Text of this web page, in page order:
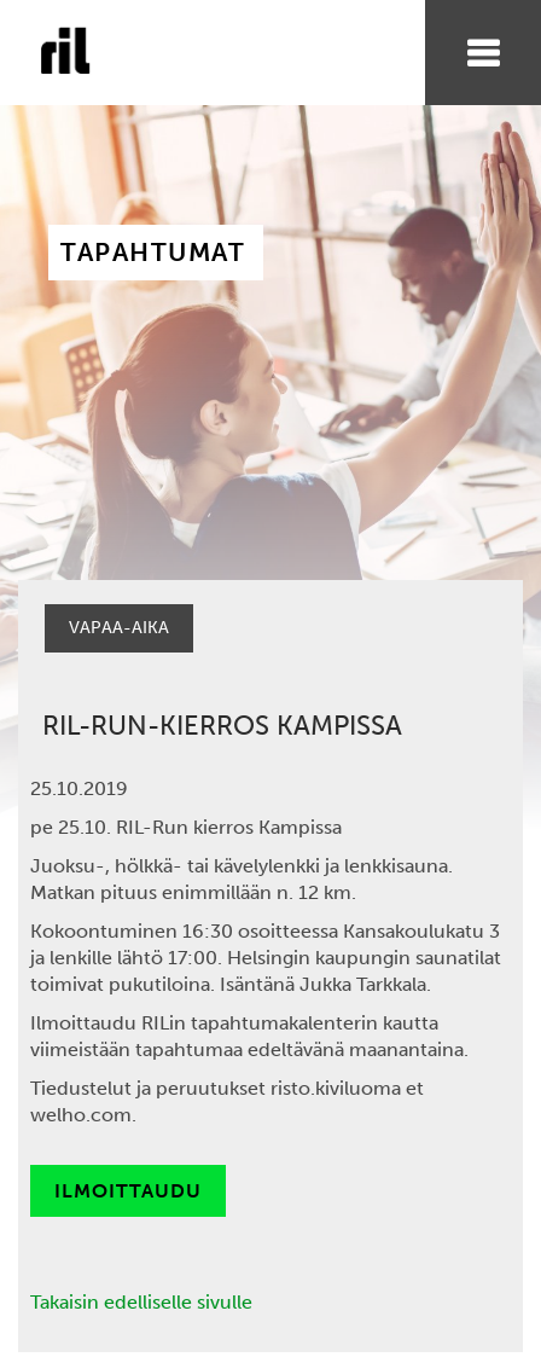
TAPAHTUMAT
VAPAA-AIKA
RIL-RUN-KIERROS KAMPISSA
25.10.2019
pe 25.10. RIL-Run kierros Kampissa
Juoksu-, hölkkä- tai kävelylenkki ja lenkkisauna.
Matkan pituus enimmillään n. 12 km.
Kokoontuminen 16:30 osoitteessa Kansakoulukatu 3
ja lenkille lähtö 17:00. Helsingin kaupungin saunatilat
toimivat pukutiloina. Isäntänä Jukka Tarkkala.
Ilmoittaudu RILin tapahtumakalenterin kautta
viimeistään tapahtumaa edeltävänä maanantaina.
Tiedustelut ja peruutukset risto.kiviluoma et
welho.com.
ILMOITTAUDU
Takaisin edelliselle sivulle